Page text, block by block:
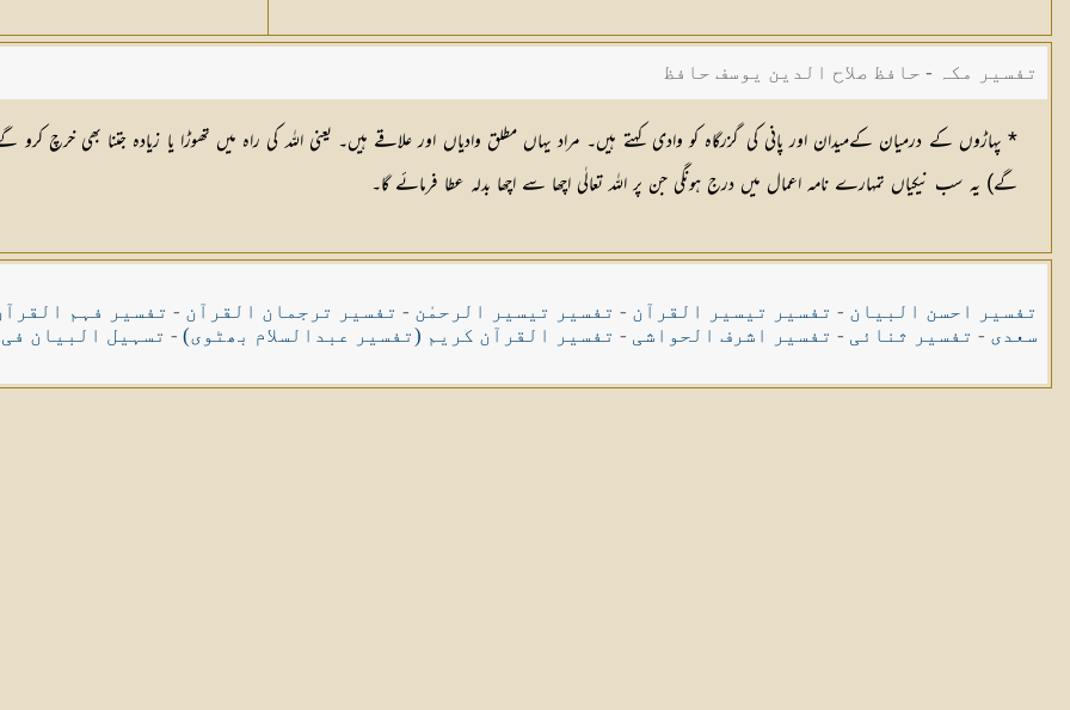
تفسیر مکہ - حافظ صلاح الدین یوسف حافظ
* پہاڑوں کے درمیان کےمیدان اور پانی کی گزرگاہ کو وادی کہتے ہیں۔ مراد یہاں مطلق وادیاں اور علاقے ہیں۔ یعنی اللہ کی راہ میں تھوڑا یا زیادہ جتنا بھی خرچ
گے) یہ سب نیکیاں تمہارے نامہ اعمال میں درج ہونگی جن پر اللہ تعالٰی اچھا سے اچھا بدلہ عطا فرمائے گا۔
تفسیر احسن البیان - تفسیر تیسیر القرآن - تفسیر تیسیر الرحمٰن - تفسیر ترجمان القرآن - تفسیر فہم
سعدی - تفسیر ثنائی - تفسیر اشرف الحواشی - تفسیر القرآن کریم (تفسیر عبدالسلام بھٹوی) - تسہیل البیان